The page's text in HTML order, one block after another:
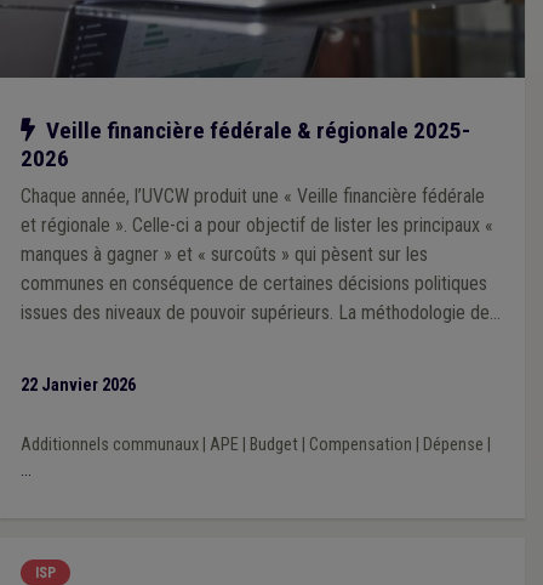
Notre action
Veille financière fédérale & régionale 2025-
2026
Chaque année, l’UVCW produit une « Veille financière fédérale
et régionale ». Celle-ci a pour objectif de lister les principaux «
manques à gagner » et « surcoûts » qui pèsent sur les
communes en conséquence de certaines décisions politiques
issues des niveaux de pouvoir supérieurs. La méthodologie de
22 Janvier 2026
Additionnels communaux| APE Budget| Compensation Dépense
...
ISP